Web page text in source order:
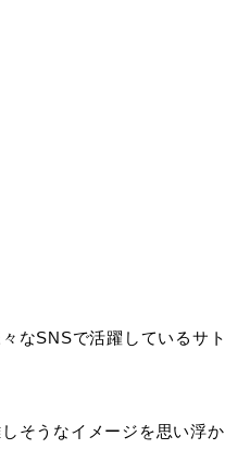
なSNSで活躍しているサト
そうなイメージを思い浮か